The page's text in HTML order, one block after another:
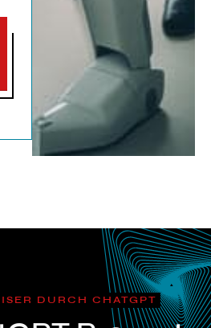
DURCH CHATGPT